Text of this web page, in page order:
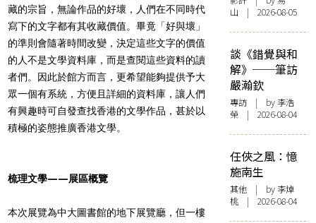
藏的宗旨，無論作品的好壞，人們在不同時代
寫下的文字都有其收藏價值。畢竟「好與壞」
的準則會隨著時間改變，決定這些文字的價值
的人不是文學資料庫，而是查閱這些資料的讀
者們。因此於館方而言，更希望能夠提供予大
眾一個有系統，方便且詳細的資料庫，讓人們
有興趣時可自發查找香港的文學作品，甚於以
積極的姿態推廣香港文學。
梳理文學——展區概覽
本次展覽為中大圖書館的地下展覽廳，但一樓
山 | 2026-08-05
談《錯覺與和
解》──筆訪
嚴瀚欽
專訪 | by 李浩
榮 | 2026-08-04
任俠之風：憶
施南生
其他 | by 李焯
桃 | 2026-08-04